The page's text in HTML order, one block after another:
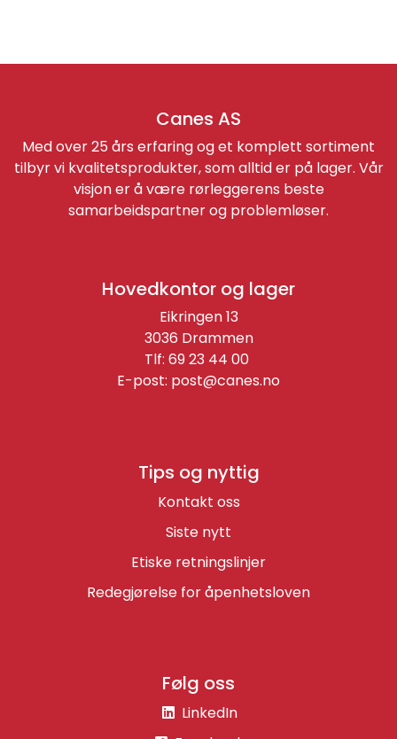
Canes AS
Med over 25 års erfaring og et komplett sortiment
tilbyr vi kvalitetsprodukter, som alltid er på lager. Vår
visjon er å være rørleggerens beste
samarbeidspartner og problemløser.
Tips og nyttig
Kontakt oss
Siste nytt
Etiske retningslinjer
Redegjørelse for åpenhetsloven
Følg oss
LinkedIn
Hovedkontor og lager
Eikringen 13
3036 Drammen
Tlf: 69 23 44 00
E-post: post@canes.no